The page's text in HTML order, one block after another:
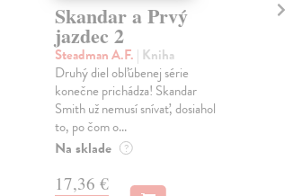
Skandar a Prvý
jazdec 2
Steadman A.F. | Kniha
Druhý diel obľúbenej série
konečne prichádza! Skandar
Smith už nemusí snívať, dosiahol
to, po čom o...
Na sklade ?
17,36 €